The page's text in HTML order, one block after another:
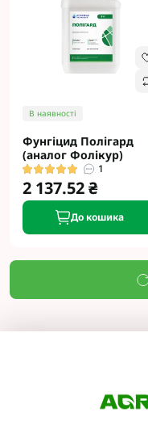
В наявності
Фунгіцид Полігард
(аналог Фолікур)
1
2 137.52 ₴
До кошика